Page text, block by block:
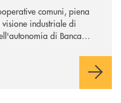
comuni, piena
industriale di
di Banca
dell’operazione.